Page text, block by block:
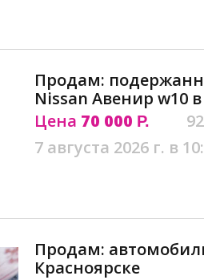
Продам:
Nissan Авенир w10
Цена 70 000 Р.
7 августа 2026 г. в
Продам:
Красноярске